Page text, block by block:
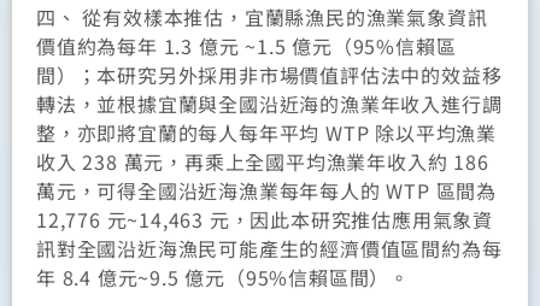
四、 從有效樣本推估，宜蘭縣漁民的漁業氣象資訊
價值約為每年 1.3 億元 ~1.5 億元（95%信賴區
間）；本研究另外採用非市場價值評估法中的效益移
轉法，並根據宜蘭與全國沿近海的漁業年收入進行調
整，亦即將宜蘭的每人每年平均 WTP 除以平均漁業
收入 238 萬元，再乘上全國平均漁業年收入約 186
萬元，可得全國沿近海漁業每年每人的 WTP 區間為
12,776 元~14,463 元，因此本研究推估應用氣象資
訊對全國沿近海漁民可能產生的經濟價值區間約為每
年 8.4 億元~9.5 億元（95%信賴區間）。